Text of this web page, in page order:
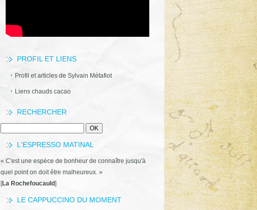
PROFIL ET LIENS
Profil et articles de Sylvain Métafiot
Liens chauds cacao
RECHERCHER
L'ESPRESSO MATINAL
« C'est une espèce de bonheur de connaître jusqu'à
quel point on doit être malheureux. »
[La Rochefoucauld]
LE CAPPUCCINO DU MOMENT